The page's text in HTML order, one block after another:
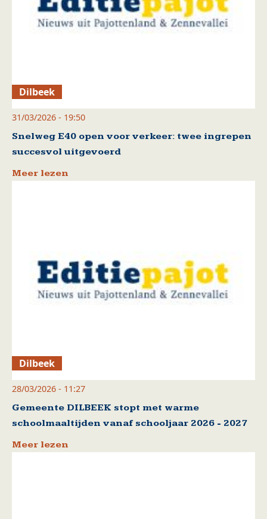
Dilbeek
31/03/2026 - 19:50
Snelweg E40 open voor verkeer: twee ingrepen
succesvol uitgevoerd
Meer lezen
Dilbeek
28/03/2026 - 11:27
Gemeente DILBEEK stopt met warme
schoolmaaltijden vanaf schooljaar 2026 - 2027
Meer lezen